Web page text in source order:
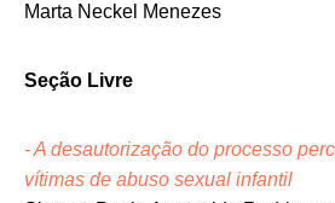
Marta Neckel Menezes
Seção Livre
- A desautorização do processo
vítimas de abuso sexual infantil